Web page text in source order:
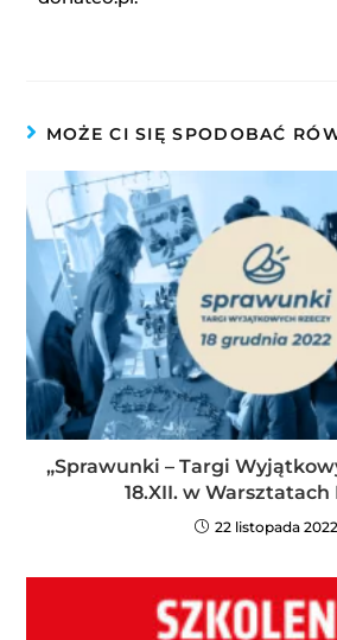
MOŻE CI SIĘ SPODOBAĆ
„Sprawunki – Targi
18.XII. w
22 listopada 2022